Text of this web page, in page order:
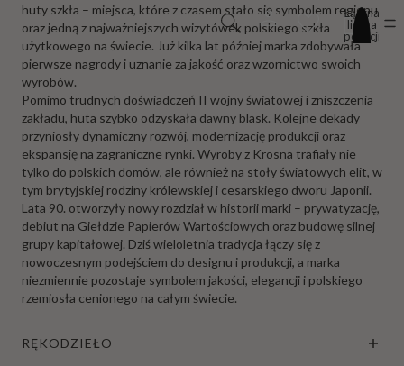
Łączna
liczba
pozycji
w
koszyku:
0
huty szkła – miejsca, które z czasem stało się symbolem regionu
oraz jedną z najważniejszych wizytówek polskiego szkła
użytkowego na świecie. Już kilka lat później marka zdobywała
pierwsze nagrody i uznanie za jakość oraz wzornictwo swoich
wyrobów.
Pomimo trudnych doświadczeń II wojny światowej i zniszczenia
zakładu, huta szybko odzyskała dawny blask. Kolejne dekady
przyniosły dynamiczny rozwój, modernizację produkcji oraz
ekspansję na zagraniczne rynki. Wyroby z Krosna trafiały nie
tylko do polskich domów, ale również na stoły światowych elit, w
tym brytyjskiej rodziny królewskiej i cesarskiego dworu Japonii.
Lata 90. otworzyły nowy rozdział w historii marki – prywatyzację,
debiut na Giełdzie Papierów Wartościowych oraz budowę silnej
grupy kapitałowej. Dziś wieloletnia tradycja łączy się z
nowoczesnym podejściem do designu i produkcji, a marka
niezmiennie pozostaje symbolem jakości, elegancji i polskiego
rzemiosła cenionego na całym świecie.
RĘKODZIEŁO